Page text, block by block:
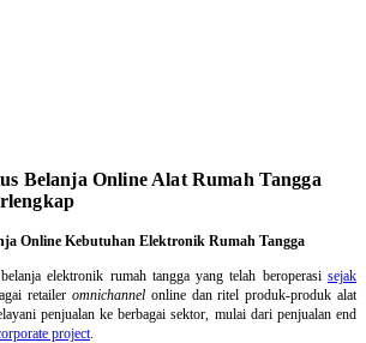
Belanja Online Alat Rumah Tangga
Online Kebutuhan Elektronik Rumah Tangga
elektronik rumah tanggayang telah beroperasisejak
retaileromnichannel online dan ritel produk-produk alat
penjualan ke berbagai sektor, mulai dari penjualan end
project.